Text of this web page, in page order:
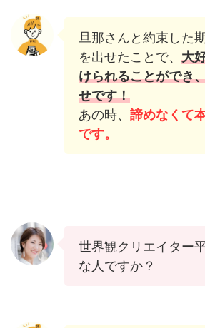
旦那さんと約束した
を出せたことで、 大
けられることができ
せです！
あの時、 諦めなくて
です。
世界観クリエイター
な人ですか？